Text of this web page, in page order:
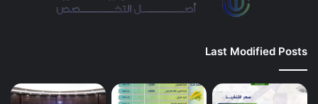
Last Modified Posts